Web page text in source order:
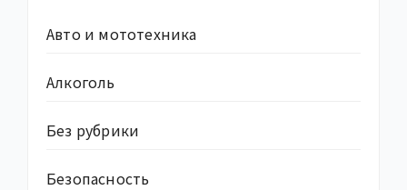
Авто и мототехника
Алкоголь
Без рубрики
Безопасность